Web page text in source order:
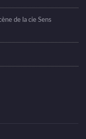
de la cie Sens